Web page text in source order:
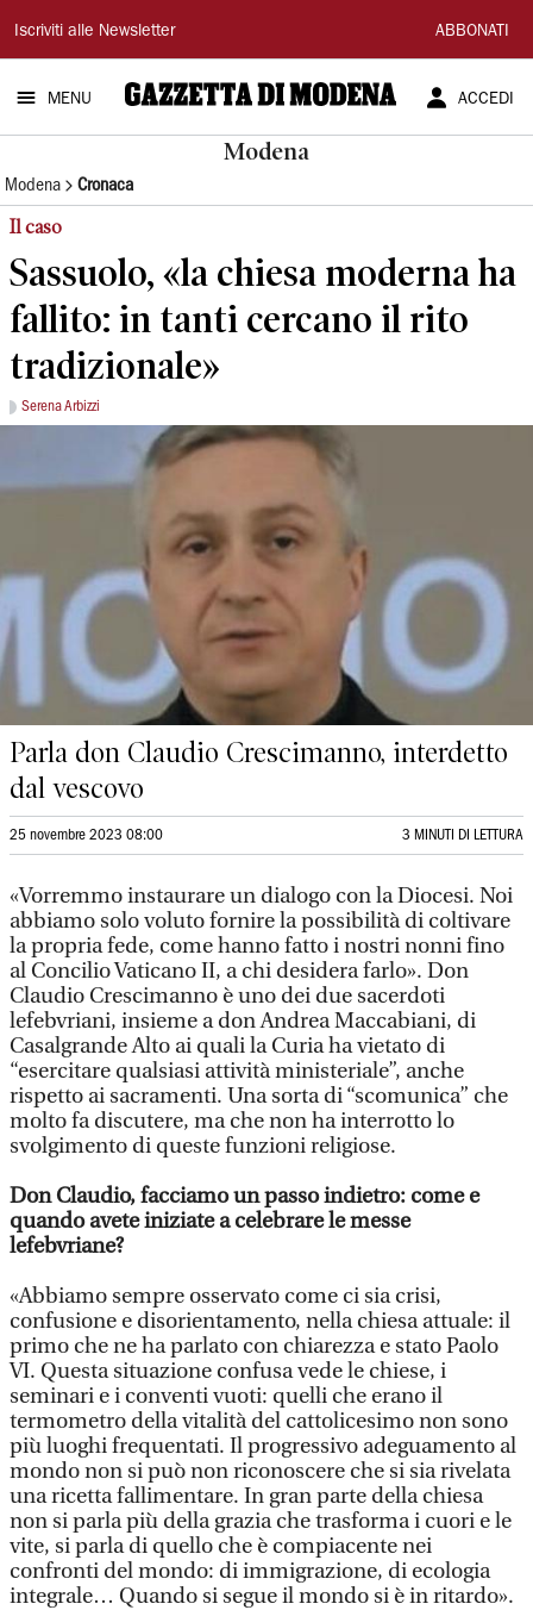
Gazzetta
di
Modena
Iscriviti alle Newsletter ABBONATI
MENU ACCEDI
Modena
Modena Cronaca
Il caso
Sassuolo, «la chiesa moderna ha
fallito: in tanti cercano il rito
tradizionale»
Serena Arbizzi
Parla don Claudio Crescimanno, interdetto
dal vescovo
25 novembre 2023 08:00 3 MINUTI DI LETTURA
«Vorremmo instaurare un dialogo con la Diocesi. Noi
abbiamo solo voluto fornire la possibilità di coltivare
la propria fede, come hanno fatto i nostri nonni fino
al Concilio Vaticano II, a chi desidera farlo». Don
Claudio Crescimanno è uno dei due sacerdoti
lefebvriani, insieme a don Andrea Maccabiani, di
Casalgrande Alto ai quali la Curia ha vietato di
“esercitare qualsiasi attività ministeriale”, anche
rispetto ai sacramenti. Una sorta di “scomunica” che
molto fa discutere, ma che non ha interrotto lo
svolgimento di queste funzioni religiose.
Don Claudio, facciamo un passo indietro: come e
quando avete iniziate a celebrare le messe
lefebvriane?
«Abbiamo sempre osservato come ci sia crisi,
confusione e disorientamento, nella chiesa attuale: il
primo che ne ha parlato con chiarezza e stato Paolo
VI. Questa situazione confusa vede le chiese, i
seminari e i conventi vuoti: quelli che erano il
termometro della vitalità del cattolicesimo non sono
più luoghi frequentati. Il progressivo adeguamento al
mondo non si può non riconoscere che si sia rivelata
una ricetta fallimentare. In gran parte della chiesa
non si parla più della grazia che trasforma i cuori e le
vite, si parla di quello che è compiacente nei
confronti del mondo: di immigrazione, di ecologia
integrale… Quando si segue il mondo si è in ritardo».